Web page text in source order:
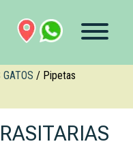
/ Pipetas